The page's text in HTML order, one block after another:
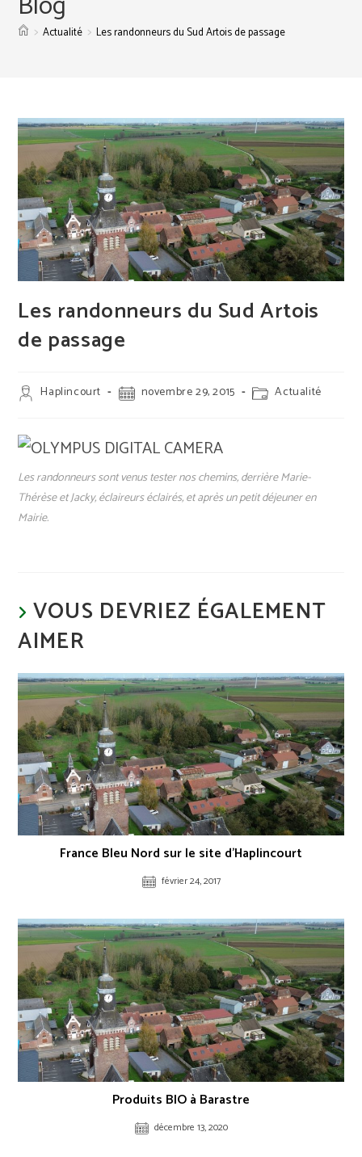
> Actualité > Les randonneurs du Sud Artois de passage
Les randonneurs du Sud Artois
de passage
Auteur/autrice
de
publication :
Haplincourt
Publication
publiée :
novembre 29, 2015
Post Actualité
Les randonneurs sont venus tester nos chemins, derrière Marie-
Thérèse et Jacky, éclaireurs éclairés, et après un petit déjeuner en
Mairie.
VOUS DEVRIEZ ÉGALEMENT
AIMER
France Bleu Nord sur le site d’Haplincourt
février 24, 2017
Produits BIO à Barastre
décembre 13, 2020